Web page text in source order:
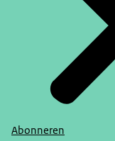
Abonneren